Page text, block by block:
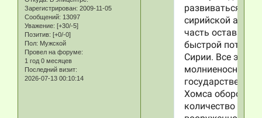
Зарегистрирован: 2009-11-05
Сообщений: 13097
Уважение: [+30/-5]
Позитив: [+0/-0]
Пол: Мужской
Провел на форуме:
1 год 0 месяцев
Последний визит:
2026-07-13 00:10:14